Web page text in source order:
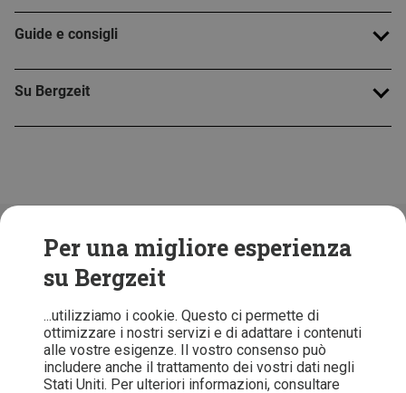
Per una migliore esperienza
su Bergzeit
...utilizziamo i cookie. Questo ci permette di
ottimizzare i nostri servizi e di adattare i contenuti
alle vostre esigenze. Il vostro consenso può
includere anche il trattamento dei vostri dati negli
Stati Uniti. Per ulteriori informazioni, consultare
Guide e consigli
Su Bergzeit